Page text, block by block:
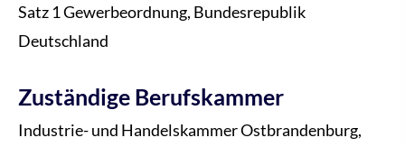
Satz 1 Gewerbeordnung, Bundesrepublik
Deutschland
Zuständige Berufskammer
Industrie- und Handelskammer Ostbrandenburg,